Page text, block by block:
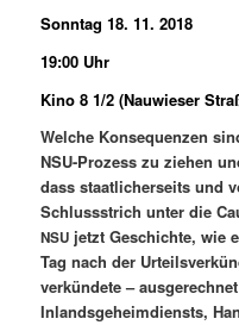
Sonntag 18. 11. 2018
19:00 Uhr
Kino 8 1/2 (Nauwieser
Welche Kon­se­quen­zen
NSU-Prozess zu ziehen
dass staatlich­er­seits und
Schlussstrich unter die
NSU jet­zt Geschichte, wie
Tag nach der
verkün­dete –
Inlands­ge­heim­di­en­sts,